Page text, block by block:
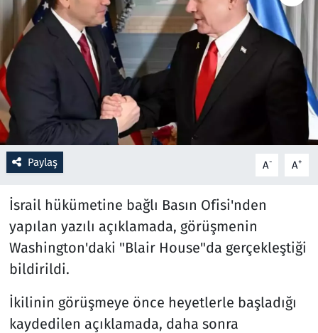
Paylaş A- A+
İsrail hükümetine bağlı Basın Ofisi'nden
yapılan yazılı açıklamada, görüşmenin
Washington'daki "Blair House"da gerçekleştiği
bildirildi.
İkilinin görüşmeye önce heyetlerle başladığı
kaydedilen açıklamada, daha sonra
Ramazan
Resmi İlanlar
Rüya Tabirleri
Sağlık
Savunma Sanayi
Seçim 2023
Spor
Teknoloji ve Bilim
Televizyon